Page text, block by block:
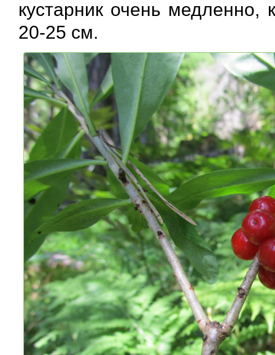
кустарник очень медленно,
20-25 см.